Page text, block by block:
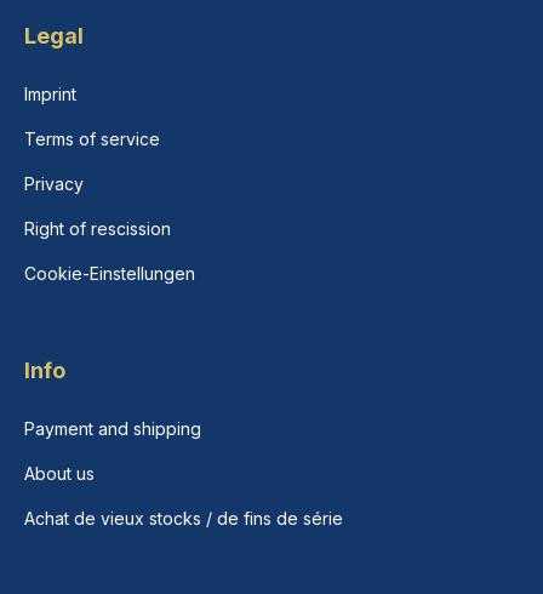
Legal
Imprint
Terms of service
Privacy
Right of rescission
Cookie-Einstellungen
Info
Payment and shipping
About us
Achat de vieux stocks / de fins de série